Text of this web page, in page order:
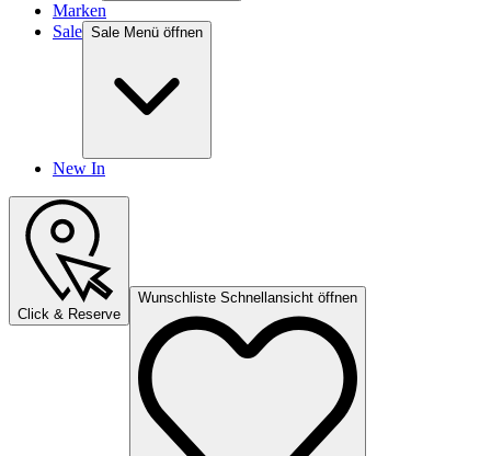
Marken
Sale Sale Menü öffnen
New In
Click & Reserve
Wunschliste Schnellansicht öffnen